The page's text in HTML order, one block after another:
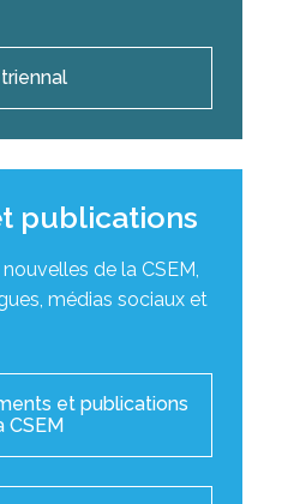
publications
de la CSEM,
médias sociaux et
et publications
CSEM